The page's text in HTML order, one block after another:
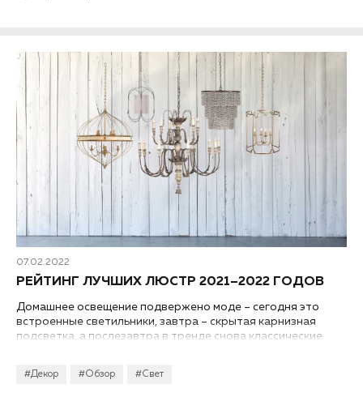
07.02.2022
#Декор #Обзор #Свет
РЕЙТИНГ ЛУЧШИХ ЛЮСТР 2021–2022 ГОДОВ
Домашнее освещение подвержено моде – сегодня это
встроенные светильники, завтра – скрытая карнизная
подсветка, а послезавтра в тренде снова классические
сборки и отдельных деталей. Магазины предлагают